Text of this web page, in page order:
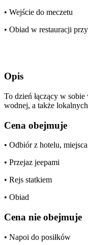
• Wejście do meczetu
• Obiad w restauracji
Opis
To dzień łączący w
wodnej, a także
Cena obejmuje
• Odbiór z hotelu,
• Przejaz jeepami
• Rejs statkiem
• Obiad
Cena nie obejmuje
• Napoi do posiłków